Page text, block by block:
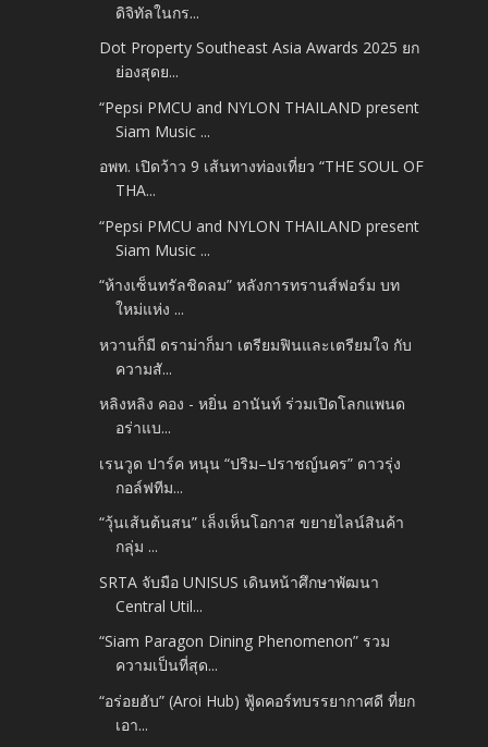
ดิจิทัลในกร...
Dot Property Southeast Asia Awards 2025 ยก
ย่องสุดย...
“Pepsi PMCU and NYLON THAILAND present
Siam Music ...
อพท. เปิดว้าว 9 เส้นทางท่องเที่ยว “THE SOUL OF
THA...
“Pepsi PMCU and NYLON THAILAND present
Siam Music ...
“ห้างเซ็นทรัลชิดลม” หลังการทรานส์ฟอร์ม บท
ใหม่แห่ง ...
หวานก็มี ดราม่าก็มา เตรียมฟินและเตรียมใจ กับ
ความสั...
หลิงหลิง คอง - หยิ่น อานันท์ ร่วมเปิดโลกแพนด
อร่าแบ...
เรนวูด ปาร์ค หนุน “ปริม–ปราชญ์นคร” ดาวรุ่ง
กอล์ฟทีม...
“วุ้นเส้นต้นสน” เล็งเห็นโอกาส ขยายไลน์สินค้า
กลุ่ม ...
SRTA จับมือ UNISUS เดินหน้าศึกษาพัฒนา
Central Util...
“Siam Paragon Dining Phenomenon” รวม
ความเป็นที่สุด...
“อร่อยฮับ” (Aroi Hub) ฟู้ดคอร์ทบรรยากาศดี ที่ยก
เอา...